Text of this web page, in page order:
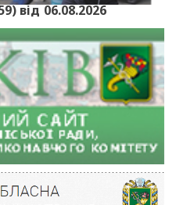
від 06.08.2026